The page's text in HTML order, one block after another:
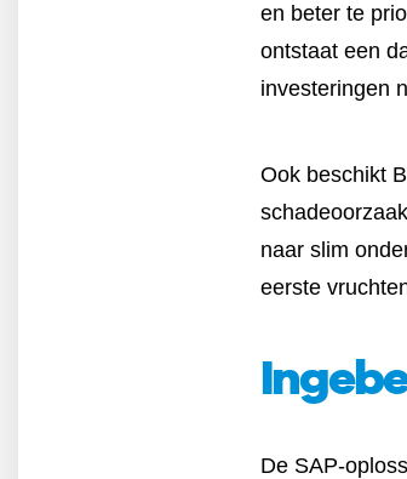
en beter te
ontstaat een
investeringen
Ook beschikt
naar slim
eerste
De SAP-